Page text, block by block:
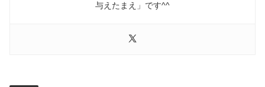
与えたまえ」です^^